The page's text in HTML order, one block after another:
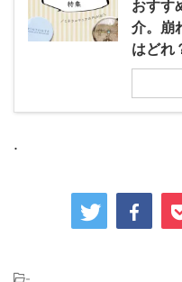
おすす
介。崩
はどれ
.
-